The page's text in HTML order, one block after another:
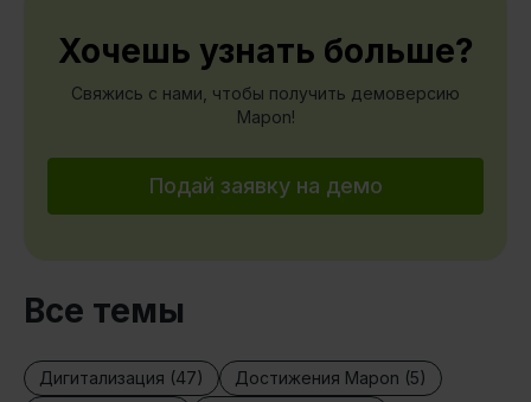
Хочешь узнать больше?
Свяжись с нами, чтобы получить демоверсию
Mapon!
Подай заявку на демо
Все темы
Дигитализация (47)
Достижения Mapon (5)